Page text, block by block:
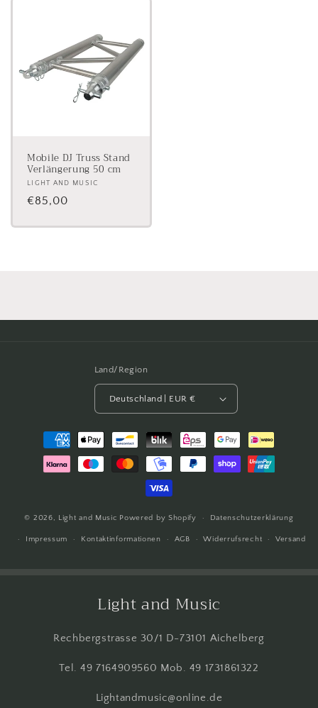
Mobile DJ Truss Stand
Verlängerung 50 cm
Anbieter:
LIGHT AND MUSIC
Normaler
€85,00
Land/Region
Deutschland | EUR €
Zahlungsmethoden
© 2026, Light and Music Powered by Shopify Datenschutzerklärung
Impressum Kontaktinformationen AGB Widerrufsrecht Versand
Light and Music
Rechbergstrasse 30/1 D-73101 Aichelberg
Tel. 49 7164909560 Mob. 49 1731861322
Lightandmusic@online.de